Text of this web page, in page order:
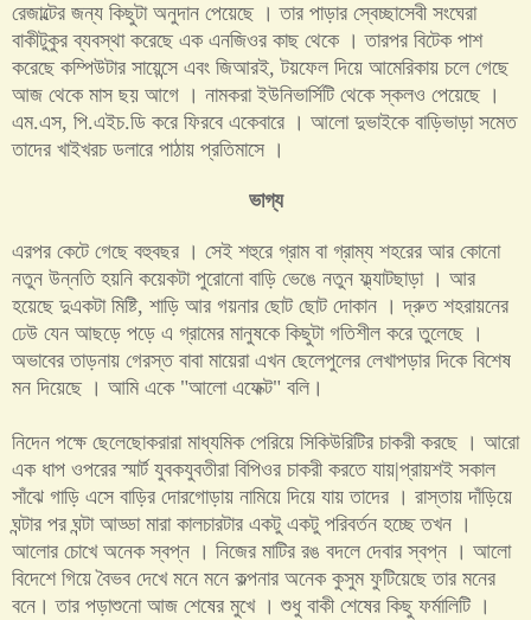
রেজাল্টের জন্য কিছুটা অনুদান পেয়েছে । তার পাড়ার স্বেচ্ছাসেবী সংঘেরা
বাকীটুকুর ব্যবস্থা করেছে এক এনজিওর কাছ থেকে । তারপর বিটেক পাশ
করেছে কম্পিউটার সায়েন্সে এবং জিআরই,টয়ফেল দিয়ে আমেরিকায় চলে গেছে
আজ থেকে মাস ছয় আগে । নামকরা ইউনিভার্সিটি থেকে স্কলও পেয়েছে ।
এম.এস, পি.এইচ.ডি করে ফিরবে একেবারে । আলো দুভাইকে বাড়িভাড়া সমেত
তাদের খাইখরচ ডলারে পাঠায় প্রতিমাসে ।
ভাগ্য
এরপর কেটে গেছে বহুবছর । সেই শহুরে গ্রাম বা গ্রাম্য শহরের আর কোনো
নতুন উন্নতি হয়নি কয়েকটা পুরোনো বাড়ি ভেঙে নতুন ফ্ল্যাটছাড়া । আর
হয়েছে দুএকটা মিষ্টি, শাড়ি আর গয়নার ছোট ছোট দোকান । দ্রুত শহরায়নের
ঢেউ যেন আছড়ে পড়ে এ গ্রামের মানুষকে কিছুটা গতিশীল করে তুলেছে ।
অভাবের তাড়নায় গেরস্ত বাবা মায়েরা এখন ছেলেপুলের লেখাপড়ার দিকে বিশেষ
মন দিয়েছে । আমি একে "আলো এফেক্ট" বলি।
নিদেন পক্ষে ছেলেছোকরারা মাধ্যমিক পেরিয়ে সিকিউরিটির চাকরী করছে । আরো
এক ধাপ ওপরের স্মার্ট যুবকযুবতীরা বিপিওর চাকরী করতে যায়|প্রায়শই সকাল
সাঁঝে গাড়ি এসে বাড়ির দোরগোড়ায় নামিয়ে দিয়ে যায় তাদের । রাস্তায় দাঁড়িয়ে
ঘন্টার পর ঘন্টা আড্ডা মারা কালচারটার একটু একটু পরিবর্তন হচ্ছে তখন ।
আলোর চোখে অনেক স্বপ্ন । নিজের মাটির রঙ বদলে দেবার স্বপ্ন । আলো
বিদেশে গিয়ে বৈভব দেখে মনে মনে কল্পনার অনেক কুসুম ফুটিয়েছে তার মনের
বনে। তার পড়াশুনো আজ শেষের মুখে । শুধু বাকী শেষের কিছু ফর্মালিটি ।